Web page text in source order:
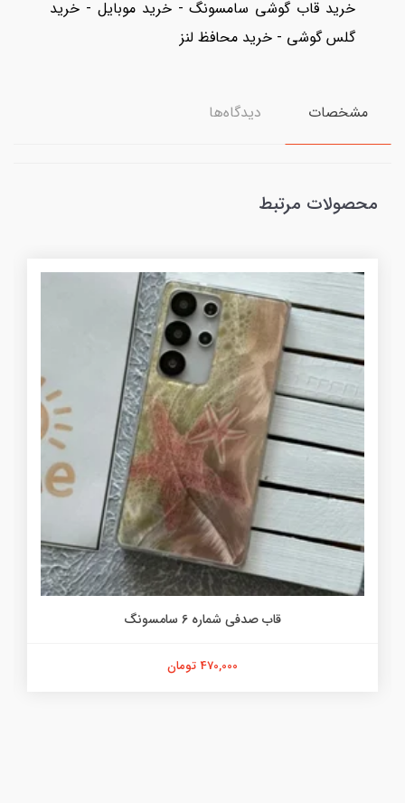
خرید قاب گوشی سامسونگ - خرید موبایل - خرید
گلس گوشی - خرید محافظ لنز
مشخصات دیدگاه‌ها
محصولات مرتبط
قاب صدفی شماره 6 سامسونگ
470,000 تومان